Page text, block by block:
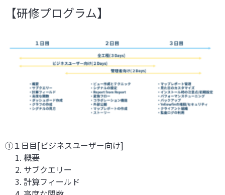
【研修プログラム】
①１日目[ビジネスユーザー向け]
1. 概要
2. サブクエリー
3. 計算フィールド